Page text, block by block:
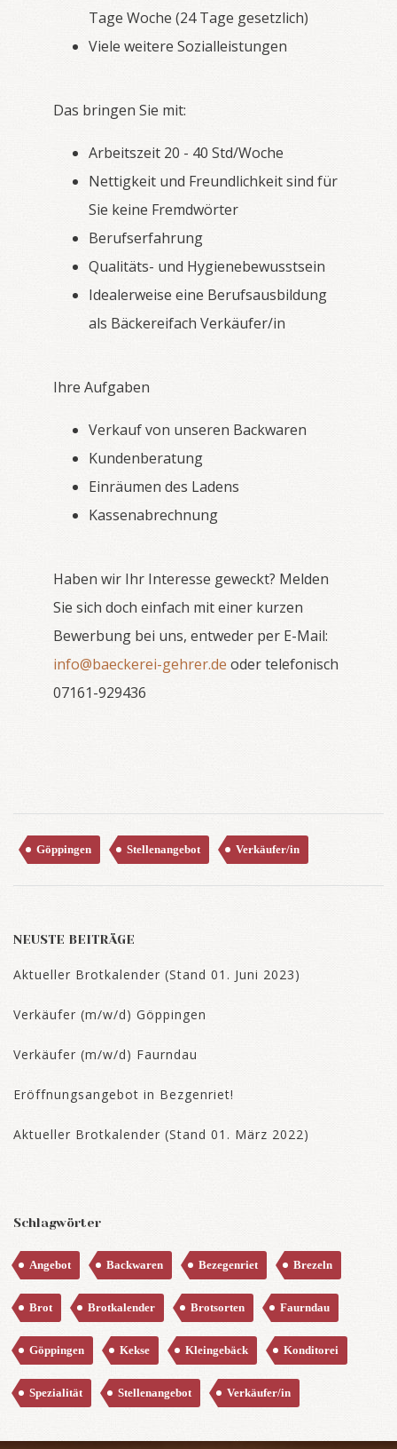
Tage Woche (24 Tage gesetzlich)
Viele weitere Sozialleistungen
Das bringen Sie mit:
Arbeitszeit 20 - 40 Std/Woche
Nettigkeit und Freundlichkeit sind für
Sie keine Fremdwörter
Berufserfahrung
Qualitäts- und Hygienebewusstsein
Idealerweise eine Berufsausbildung
als Bäckereifach Verkäufer/in
Ihre Aufgaben
Verkauf von unseren Backwaren
Kundenberatung
Einräumen des Ladens
Kassenabrechnung
Haben wir Ihr Interesse geweckt? Melden
Sie sich doch einfach mit einer kurzen
Bewerbung bei uns, entweder per E-Mail:
info@baeckerei-gehrer.de oder telefonisch
07161-929436
Göppingen Stellenangebot Verkäufer/in
NEUSTE BEITRÄGE
Aktueller Brotkalender (Stand 01. Juni 2023)
Verkäufer (m/w/d) Göppingen
Verkäufer (m/w/d) Faurndau
Eröffnungsangebot in Bezgenriet!
Aktueller Brotkalender (Stand 01. März 2022)
Schlagwörter
Angebot Backwaren Bezegenriet Brezeln
Brot Brotkalender Brotsorten Faurndau
Göppingen Kekse Kleingebäck Konditorei
Spezialität Stellenangebot Verkäufer/in